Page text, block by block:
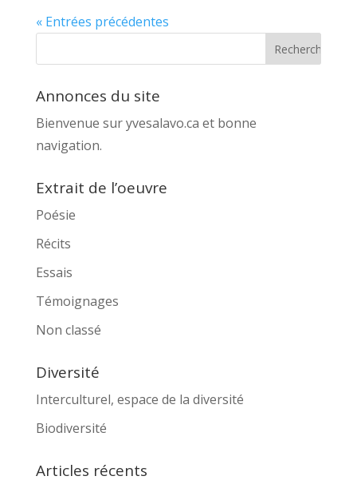
« Entrées précédentes
Annonces du site
Bienvenue sur yvesalavo.ca et bonne
navigation.
Extrait de l’oeuvre
Poésie
Récits
Essais
Témoignages
Non classé
Diversité
Interculturel, espace de la diversité
Biodiversité
Articles récents